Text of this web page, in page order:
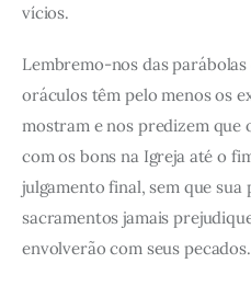
vícios.
Lembremo-nos das
oráculos têm pelo menos os
mostram e nos predizem que
com os bons na Igreja até o
julgamento final, sem que
sacramentos jamais
envolverão com seus pecados.